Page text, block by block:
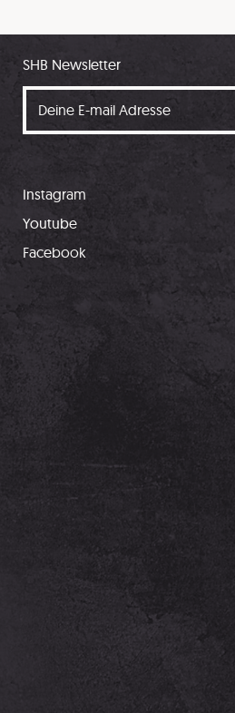
SHB Newsletter
Instagram
Youtube
Facebook